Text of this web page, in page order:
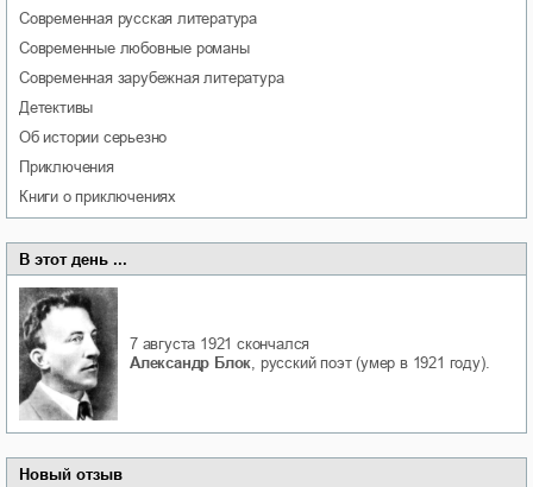
современная русская литература
современные любовные романы
современная зарубежная литература
детективы
об истории серьезно
приключения
книги о приключениях
В этот день ...
7 августа 1921 скончался
Александр Блок, русский поэт (умер в 1921 году).
Новый отзыв